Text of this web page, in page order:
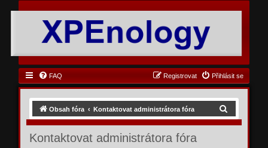
FAQ Přihlásit se
Registrovat
Obsah fóra Kontaktovat administrátora fóra
Kontaktovat administrátora fóra